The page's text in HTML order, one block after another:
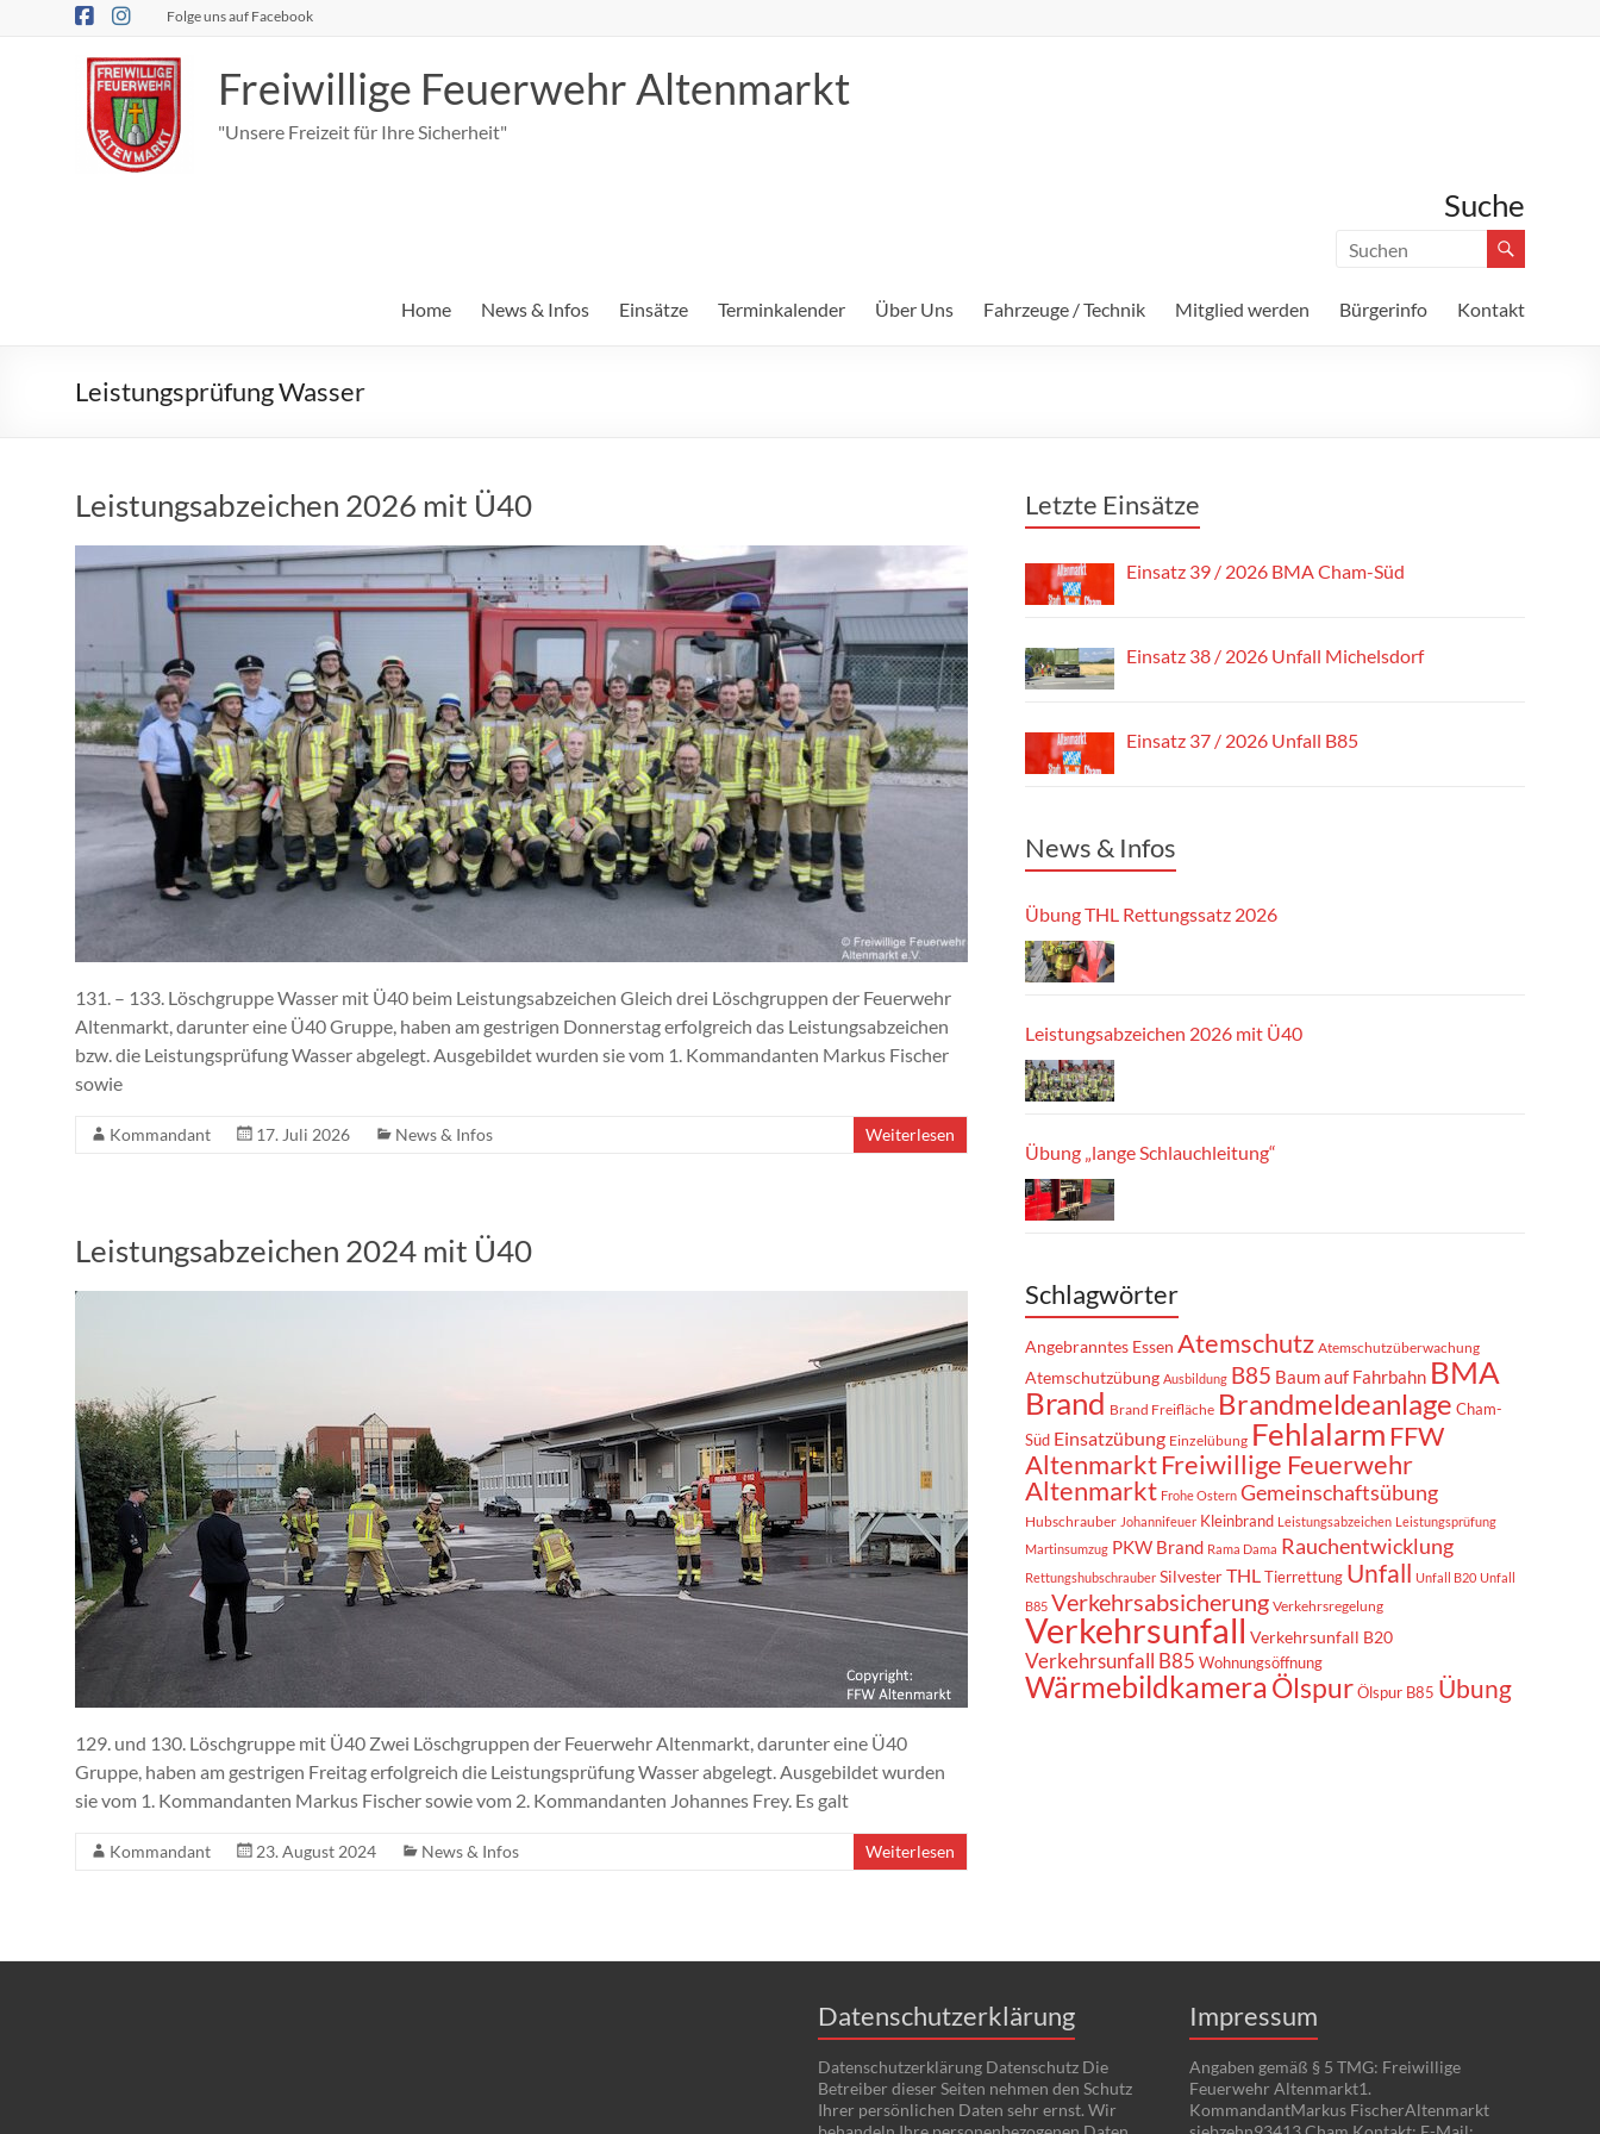
Folge uns auf Facebook
Freiwillige Feuerwehr Altenmarkt
"Unsere Freizeit für Ihre Sicherheit"
Suche
Home News & Infos Einsätze Terminkalender Über Uns Fahrzeuge / Technik Mitglied werden Bürgerinfo Kontakt
Leistungsprüfung Wasser
Leistungsabzeichen 2026 mit Ü40
131. – 133. Löschgruppe Wasser mit Ü40 beim Leistungsabzeichen Gleich drei Löschgruppen der Feuerwehr
Altenmarkt, darunter eine Ü40 Gruppe, haben am gestrigen Donnerstag erfolgreich das Leistungsabzeichen
bzw. die Leistungsprüfung Wasser abgelegt. Ausgebildet wurden sie vom 1. Kommandanten Markus Fischer
sowie
Kommandant 17. Juli 2026 News & Infos Weiterlesen
Leistungsabzeichen 2024 mit Ü40
129. und 130. Löschgruppe mit Ü40 Zwei Löschgruppen der Feuerwehr Altenmarkt, darunter eine Ü40
Gruppe, haben am gestrigen Freitag erfolgreich die Leistungsprüfung Wasser abgelegt. Ausgebildet wurden
sie vom 1. Kommandanten Markus Fischer sowie vom 2. Kommandanten Johannes Frey. Es galt
Kommandant 23. August 2024 News & Infos Weiterlesen
Letzte Einsätze
Einsatz 39 / 2026 BMA Cham-Süd
Einsatz 38 / 2026 Unfall Michelsdorf
Einsatz 37 / 2026 Unfall B85
News & Infos
Übung THL Rettungssatz 2026
Leistungsabzeichen 2026 mit Ü40
Übung „lange Schlauchleitung“
Schlagwörter
Angebranntes Essen Atemschutz Atemschutzüberwachung
Atemschutzübung Ausbildung B85 Baum auf Fahrbahn BMA
Brand Brand Freifläche Brandmeldeanlage Cham-
Süd Einsatzübung Einzelübung Fehlalarm FFW
AltenmarktFreiwillige Feuerwehr
Altenmarkt Frohe Ostern Gemeinschaftsübung
Hubschrauber Johannifeuer Kleinbrand Leistungsabzeichen Leistungsprüfung
Martinsumzug PKW Brand Rama Dama Rauchentwicklung
Rettungshubschrauber SilvesterTHLTierrettung Unfall Unfall B20 Unfall
B85 Verkehrsabsicherung Verkehrsregelung
Verkehrsunfall Verkehrsunfall B20
Verkehrsunfall B85 Wohnungsöffnung
WärmebildkameraÖlspurÖlspur B85 Übung
Datenschutzerklärung
Datenschutzerklärung Datenschutz Die
Betreiber dieser Seiten nehmen den Schutz
Ihrer persönlichen Daten sehr ernst. Wir
Impressum
Angaben gemäß § 5 TMG: Freiwillige
Feuerwehr Altenmarkt1.
KommandantMarkus FischerAltenmarkt